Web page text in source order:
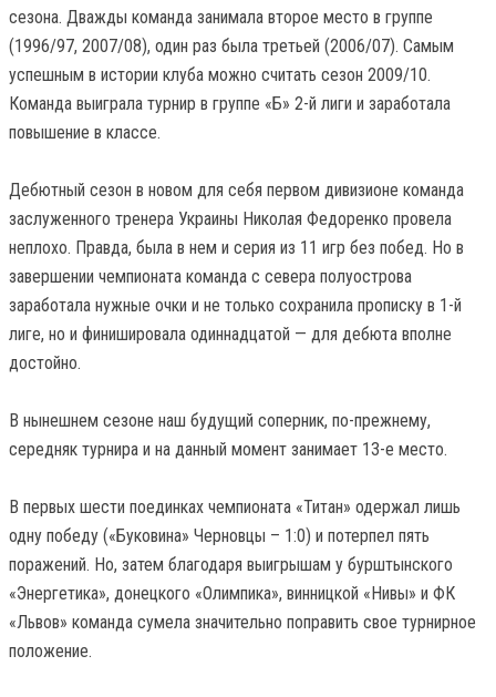
сезона. Дважды команда занимала второе место в группе
(1996/97, 2007/08), один раз была третьей (2006/07). Самым
успешным в истории клуба можно считать сезон 2009/10.
Команда выиграла турнир в группе «Б» 2-й лиги и заработала
повышение в классе.
Дебютный сезон в новом для себя первом дивизионе команда
заслуженного тренера Украины Николая Федоренко провела
неплохо. Правда, была в нем и серия из 11 игр без побед. Но в
завершении чемпионата команда с севера полуострова
заработала нужные очки и не только сохранила прописку в 1-й
лиге, но и финишировала одиннадцатой — для дебюта вполне
достойно.
В нынешнем сезоне наш будущий соперник, по-прежнему,
середняк турнира и на данный момент занимает 13-е место.
В первых шести поединках чемпионата «Титан» одержал лишь
одну победу («Буковина» Черновцы – 1:0) и потерпел пять
поражений. Но, затем благодаря выигрышам у бурштынского
«Энергетика», донецкого «Олимпика», винницкой «Нивы» и ФК
«Львов» команда сумела значительно поправить свое турнирное
положение.